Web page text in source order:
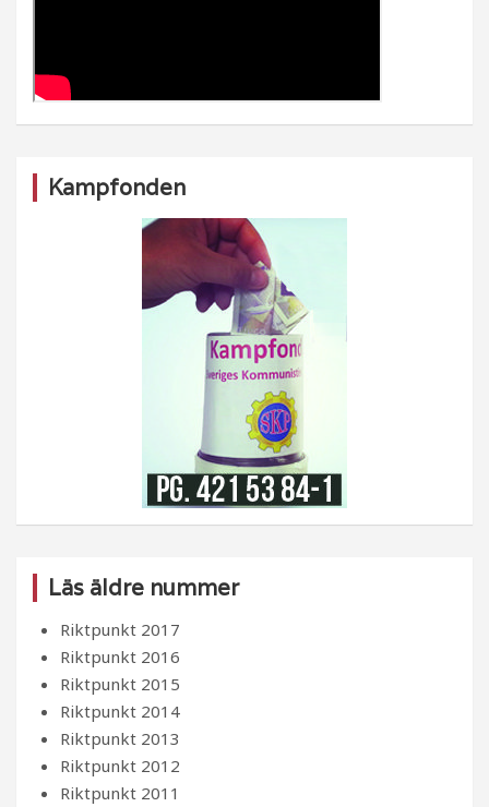
Kampfonden
Läs äldre nummer
Riktpunkt 2017
Riktpunkt 2016
Riktpunkt 2015
Riktpunkt 2014
Riktpunkt 2013
Riktpunkt 2012
Riktpunkt 2011